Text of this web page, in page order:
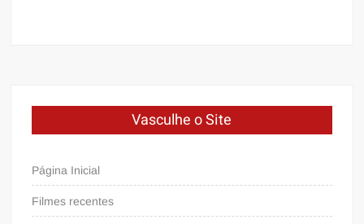
Vasculhe o Site
Página Inicial
Filmes recentes